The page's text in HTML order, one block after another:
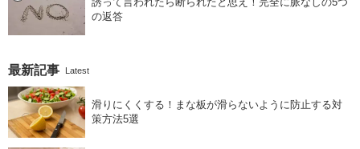
の返答
最新記事 Latest
滑りにくくする！まな板が滑らないように防止する対
策方法5選